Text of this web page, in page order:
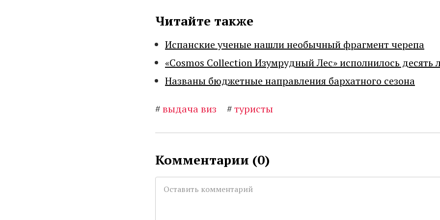
Читайте также
Испанские ученые нашли необычный фрагмент черепа
«Cosmos Collection Изумрудный Лес» исполнилось десять
Названы бюджетные направления бархатного сезона
#выдача виз #туристы
Комментарии (0)